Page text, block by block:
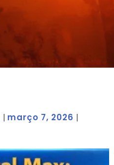
| março 7, 2026 |